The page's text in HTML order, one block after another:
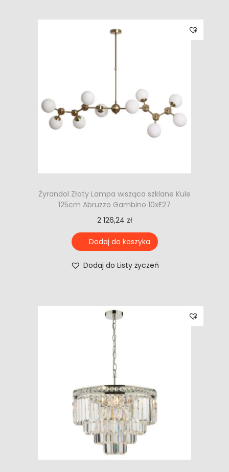
Żyrandol Złoty Lampa wisząca szklane Kule
125cm Abruzzo Gambino 10xE27
2 126,24 zł
Dodaj do koszyka
Dodaj do Listy życzeń